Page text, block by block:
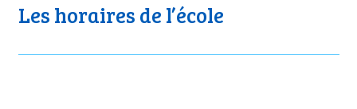
Les horaires de l’école